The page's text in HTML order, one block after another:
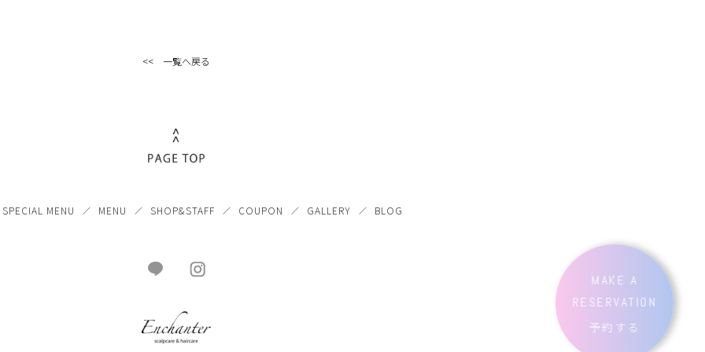
<< 一覧へ戻る
SPECIAL MENU MENU SHOP&STAFF COUPON GALLERY BLOG
MAKE A
RESERVATION
予約する